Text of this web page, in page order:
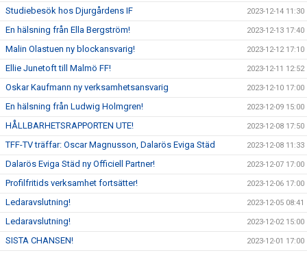
Studiebesök hos Djurgårdens IF 2023-12-14 11:30
En hälsning från Ella Bergström! 2023-12-13 17:40
Malin Olastuen ny blockansvarig! 2023-12-12 17:10
Ellie Junetoft till Malmö FF! 2023-12-11 12:52
Oskar Kaufmann ny verksamhetsansvarig 2023-12-10 17:00
En hälsning från Ludwig Holmgren! 2023-12-09 15:00
HÅLLBARHETSRAPPORTEN UTE! 2023-12-08 17:50
TFF-TV träffar: Oscar Magnusson, Dalarös Eviga Städ 2023-12-08 11:33
Dalarös Eviga Städ ny Officiell Partner! 2023-12-07 17:00
Profilfritids verksamhet fortsätter! 2023-12-06 17:00
Ledaravslutning! 2023-12-05 08:41
Ledaravslutning! 2023-12-02 15:00
SISTA CHANSEN! 2023-12-01 17:00